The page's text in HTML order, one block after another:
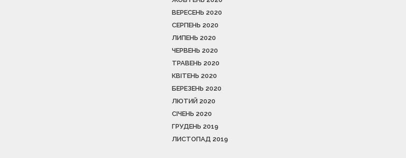
ВЕРЕСЕНЬ 2020
СЕРПЕНЬ 2020
ЛИПЕНЬ 2020
ЧЕРВЕНЬ 2020
ТРАВЕНЬ 2020
КВІТЕНЬ 2020
БЕРЕЗЕНЬ 2020
ЛЮТИЙ 2020
СІЧЕНЬ 2020
ГРУДЕНЬ 2019
ЛИСТОПАД 2019